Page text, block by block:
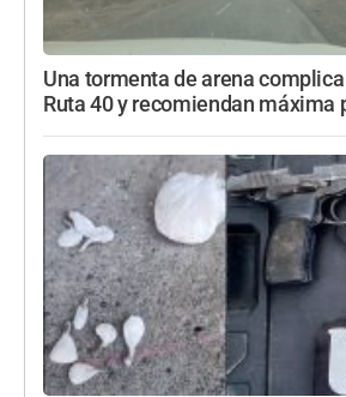
Una tormenta de arena
Ruta 40 y recomiendan máxima